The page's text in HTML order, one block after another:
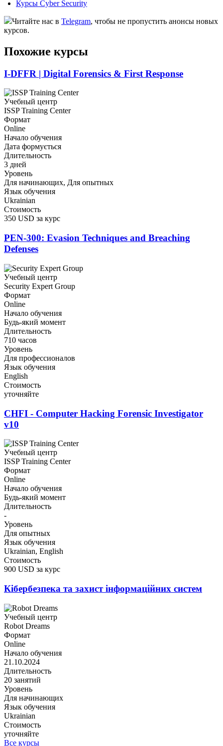
Курсы Cyber Security
Читайте нас в Telegram, чтобы не пропустить анонсы новых
курсов.
Похожие курсы
I-DFFR | Digital Forensics & First Response
Учебный центр
ISSP Training Center
Формат
Online
Начало обучения
Дата формується
Длительность
3 дней
Уровень
Для начинающих, Для опытных
Язык обучения
Ukrainian
Стоимость
350 USD за курс
PEN-300: Evasion Techniques and Breaching
Defenses
Учебный центр
Security Expert Group
Формат
Online
Начало обучения
Будь-який момент
Длительность
710 часов
Уровень
Для профессионалов
Язык обучения
English
Стоимость
уточняйте
CHFI - Computer Hacking Forensic Investigator
v10
Учебный центр
ISSP Training Center
Формат
Online
Начало обучения
Будь-який момент
Длительность
-
Уровень
Для опытных
Язык обучения
Ukrainian, English
Стоимость
900 USD за курс
Кібербезпека та захист інформаційних систем
Учебный центр
Robot Dreams
Формат
Online
Начало обучения
21.10.2024
Длительность
20 занятий
Уровень
Для начинающих
Язык обучения
Ukrainian
Стоимость
уточняйте
Все курсы